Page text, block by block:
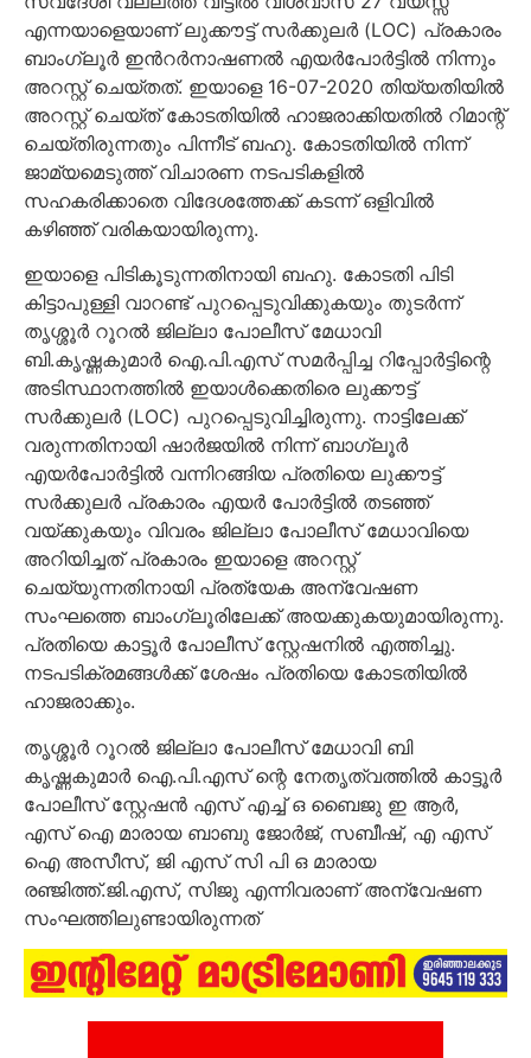
എന്നയാളെയാണ് ലുക്കൗട്ട് സർക്കുലർ (LOC) പ്രകാരം
ബാംഗ്ലൂർ ഇൻറർനാഷണൽ എയർപോർട്ടിൽ നിന്നും
അറസ്റ്റ് ചെയ്തത്. ഇയാളെ 16-07-2020 തിയ്യതിയിൽ
അറസ്റ്റ് ചെയ്ത് കോടതിയിൽ ഹാജരാക്കിയതിൽ റിമാന്റ്
ചെയ്തിരുന്നതും പിന്നീട് ബഹു. കോടതിയിൽ നിന്ന്
ജാമ്യമെടുത്ത് വിചാരണ നടപടികളിൽ
സഹകരിക്കാതെ വിദേശത്തേക്ക് കടന്ന് ഒളിവിൽ
കഴിഞ്ഞ് വരികയായിരുന്നു.
ഇയാളെ പിടികൂടുന്നതിനായി ബഹു. കോടതി പിടി
കിട്ടാപുള്ളി വാറണ്ട് പുറപ്പെടുവിക്കുകയും തുടർന്ന്
തൃശ്ശൂർ റൂറൽ ജില്ലാ പോലീസ് മേധാവി
ബി.കൃഷ്ണകുമാർ ഐ.പി.എസ് സമർപ്പിച്ച റിപ്പോർട്ടിന്റെ
അടിസ്ഥാനത്തിൽ ഇയാൾക്കെതിരെ ലുക്കൗട്ട്
സർക്കുലർ (LOC) പുറപ്പെടുവിച്ചിരുന്നു. നാട്ടിലേക്ക്
വരുന്നതിനായി ഷാർജയിൽ നിന്ന് ബാഗ്ലൂർ
എയർപോർട്ടിൽ വന്നിറങ്ങിയ പ്രതിയെ ലുക്കൗട്ട്
സർക്കുലർ പ്രകാരം എയർ പോർട്ടിൽ തടഞ്ഞ്
വയ്ക്കുകയും വിവരം ജില്ലാ പോലീസ് മേധാവിയെ
അറിയിച്ചത് പ്രകാരം ഇയാളെ അറസ്റ്റ്
ചെയ്യുന്നതിനായി പ്രത്യേക അന്വേഷണ
സംഘത്തെ ബാംഗ്ലൂരിലേക്ക് അയക്കുകയുമായിരുന്നു.
പ്രതിയെ കാട്ടൂർ പോലീസ് സ്റ്റേഷനിൽ എത്തിച്ചു.
നടപടിക്രമങ്ങൾക്ക് ശേഷം പ്രതിയെ കോടതിയിൽ
ഹാജരാക്കും.
തൃശ്ശൂർ റൂറൽ ജില്ലാ പോലീസ് മേധാവി ബി
കൃഷ്ണകുമാർ ഐ.പി.എസ് ന്റെ നേതൃത്വത്തിൽ കാട്ടൂർ
പോലീസ് സ്റ്റേഷൻ എസ് എച്ച് ഒ ബൈജു ഇ ആർ,
എസ് ഐ മാരായ ബാബു ജോർജ്, സബീഷ്, എ എസ്
ഐ അസീസ്, ജി എസ് സി പി ഒ മാരായ
രഞ്ജിത്ത്.ജി.എസ്, സിജു എന്നിവരാണ് അന്വേഷണ
സംഘത്തിലുണ്ടായിരുന്നത്